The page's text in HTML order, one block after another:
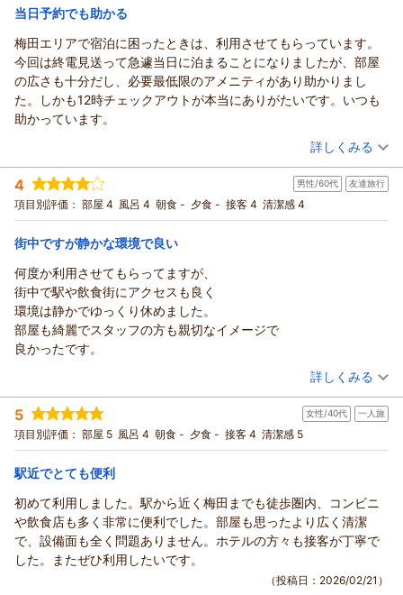
この度はハートンホテル北梅田をご利用くださいまして、誠に
ありがとうございます。
立地が良く、移動も楽とのお言葉をいただき、大変うれしく思
います。ゆっくりとお過ごしいただけたとのことで、私たちも
安心しました。
またの機会も是非お待ちしております。次回も快適にお過ごし
いただけるよう、スタッフ一同努めてまいります。
（返信日：2026/03/04）
当日予約でも助かる
梅田エリアで宿泊に困ったときは、利用させてもらっています。
今回は終電見送って急遽当日に泊まることになりましたが、部屋
の広さも十分だし、必要最低限のアメニティがあり助かりまし
た。しかも12時チェックアウトが本当にありがたいです。いつも
助かっています。
（投稿日：2026/02/26）
宿泊時期： 2026年02月宿泊 (一人旅)
投稿者： ボブさん(男性/30代)
宿泊プラン： 【スタンダード】＜素泊まり＞御堂筋線『中津駅』より徒歩2
分！シンプルステイ～12時チェックアウト
シングル 食事なし
宿泊価格帯： 14,001～15,000円(大人一人あたり/税込)
ハートンホテル北梅田からの返信
この度はハートンホテル北梅田をご利用いただき、誠にありが
とうございます。
いつも梅田エリアでのご宿泊に当ホテルをお選びいただいてお
りますこと、心より感謝申し上げます。
急なご宿泊とのことでしたが、お部屋でごゆっくりお休みいた
だけたようで安心いたしました。
お部屋の広さやアメニティがお客様のお役に立て、何よりでご
ざいます。
特に12時のチェックアウトにつきましては、多くのお客様から
ご好評をいただいているポイントの一つでございます。
ただけたのであれば幸いです。
「いつも助かっています」という温かいお言葉を励みに、今後
も皆様に寄り添ったサービスを提供できるよう努めてまいりま
す。
またのご来館をスタッフ一同、心よりお待ち申し上げておりま
詳しくみる
4 男性/60代 友達旅行
項目別評価： 部屋 4 風呂 4 朝食 - 夕食 - 接客 4 清潔感 4
街中ですが静かな環境で良い
何度か利用させてもらってますが、
街中で駅や飲食街にアクセスも良く
環境は静かでゆっくり休めました。
部屋も綺麗でスタッフの方も親切なイメージで
良かったです。
（投稿日：2026/02/23）
宿泊時期： 2026年02月宿泊 (友達旅行)
投稿者： takuさん
宿泊プラン： 【スタンダード】＜素泊まり＞御堂筋線『中津駅』より徒歩2
分！シンプルステイ～12時チェックアウト
ツイン 食事なし
宿泊価格帯： 6,001～7,000円(大人一人あたり/税込)
ハートンホテル北梅田からの返信
いつもハートンホテル北梅田をご利用いただき、誠にありがと
うございます。 また暖かいご感想もお寄せ下さり重ねて感謝申
し上げます。
街中の駅や飲食街へのアクセスが良く、環境は静かでゆっくり
詳しくみる
5 女性/40代 一人旅
項目別評価： 部屋 5 風呂 4 朝食 - 夕食 - 接客 4 清潔感 5
駅近でとても便利
初めて利用しました。駅から近く梅田までも徒歩圏内、コンビニ
や飲食店も多く非常に便利でした。部屋も思ったより広く清潔
で、設備面も全く問題ありません。ホテルの方々も接客が丁寧で
した。またぜひ利用したいです。
（投稿日：2026/02/21）